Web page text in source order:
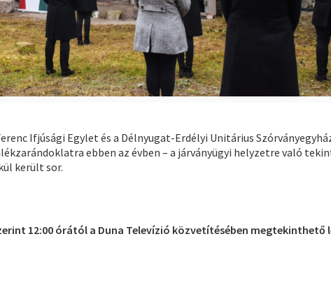
Ifjúsági Egylet és a Délnyugat-Erdélyi Unitárius
ebben az évben – a járványügyi helyzetre való
került sor.
12:00 órától a Duna Televízió közvetítésében megtekinthető